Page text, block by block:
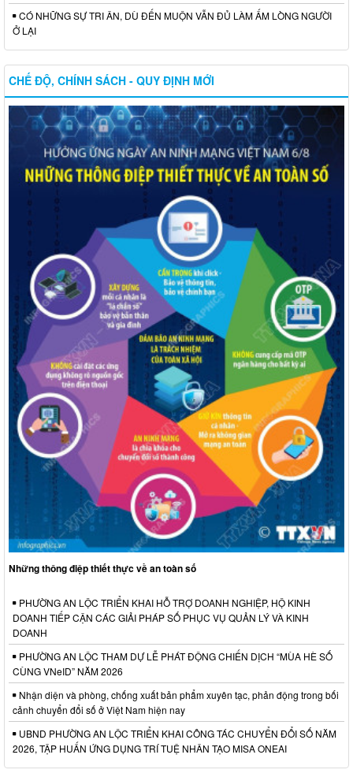
CÓ NHỮNG SỰ TRI ÂN, DÙ ĐẾN MUỘN VẪN ĐỦ LÀM ẤM LÒNG NGƯỜI
Ở LẠI
CHẾ ĐỘ, CHÍNH SÁCH - QUY ĐỊNH MỚI
Những thông điệp thiết thực về an toàn số
PHƯỜNG AN LỘC TRIỂN KHAI HỖ TRỢ DOANH NGHIỆP, HỘ KINH
DOANH TIẾP CẬN CÁC GIẢI PHÁP SỐ PHỤC VỤ QUẢN LÝ VÀ KINH
DOANH
PHƯỜNG AN LỘC THAM DỰ LỄ PHÁT ĐỘNG CHIẾN DỊCH “MÙA HÈ SỐ
CÙNG VNeID” NĂM 2026
Nhận diện và phòng, chống xuất bản phẩm xuyên tạc, phản động trong bối
cảnh chuyển đổi số ở Việt Nam hiện nay
UBND PHƯỜNG AN LỘC TRIỂN KHAI CÔNG TÁC CHUYỂN ĐỔI SỐ NĂM
2026, TẬP HUẤN ỨNG DỤNG TRÍ TUỆ NHÂN TẠO MISA ONEAI